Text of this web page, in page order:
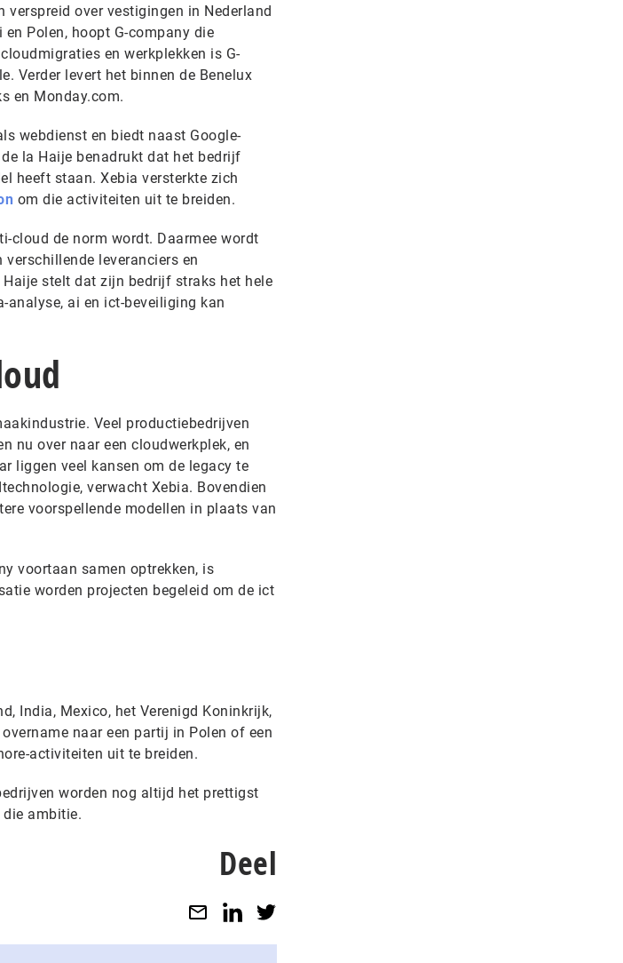
verspreid over vestigingen in Nederland
Polen, hoopt G-company die
en werkplekken is G-
Verder levert het binnen de Benelux
en Monday.com.
webdienst en biedt naast Google-
la Haije benadrukt dat het bedrijf
heeft staan. Xebia versterkte zich
om die activiteiten uit te breiden.
cloud de norm wordt. Daarmee wordt
leveranciers en
stelt dat zijn bedrijf straks het hele
analyse, ai en ict-beveiliging kan
Veel productiebedrijven
nu over naar een cloudwerkplek, en
liggen veel kansen om de legacy te
verwacht Xebia. Bovendien
voorspellende modellen in plaats van
voortaan samen optrekken, is
worden projecten begeleid om de ict
India, Mexico, het Verenigd Koninkrijk,
naar een partij in Polen of een
activiteiten uit te breiden.
worden nog altijd het prettigst
ambitie.
Deel